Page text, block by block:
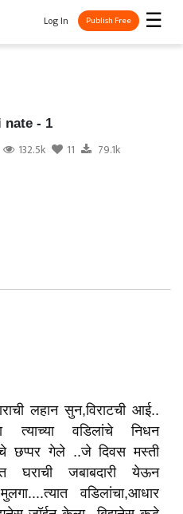
☰
Log In Publish Free
nate - 1
132.5k 11 79.1k
लहान सुन‌,विराटची आई..
त्याच्या वडिलांचे निधन
छप्पर गेले ..जे दिवस मस्ती
घराची जबाबदारी येऊन
वडिलांचा,आधार